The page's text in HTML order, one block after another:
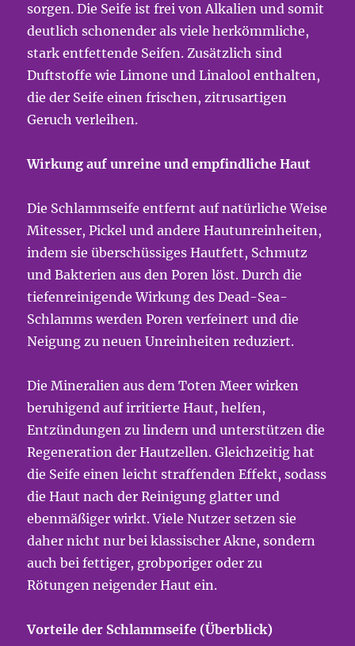
sorgen. Die Seife ist frei von Alkalien und somit
deutlich schonender als viele herkömmliche,
stark entfettende Seifen. Zusätzlich sind
Duftstoffe wie Limone und Linalool enthalten,
die der Seife einen frischen, zitrusartigen
Geruch verleihen.
Wirkung auf unreine und empfindliche Haut
Die Schlammseife entfernt auf natürliche Weise
Mitesser, Pickel und andere Hautunreinheiten,
indem sie überschüssiges Hautfett, Schmutz
und Bakterien aus den Poren löst. Durch die
tiefenreinigende Wirkung des Dead-Sea-
Schlamms werden Poren verfeinert und die
Neigung zu neuen Unreinheiten reduziert.
Die Mineralien aus dem Toten Meer wirken
beruhigend auf irritierte Haut, helfen,
Entzündungen zu lindern und unterstützen die
Regeneration der Hautzellen. Gleichzeitig hat
die Seife einen leicht straffenden Effekt, sodass
die Haut nach der Reinigung glatter und
ebenmäßiger wirkt. Viele Nutzer setzen sie
daher nicht nur bei klassischer Akne, sondern
auch bei fettiger, grobporiger oder zu
Rötungen neigender Haut ein.
Vorteile der Schlammseife (Überblick)